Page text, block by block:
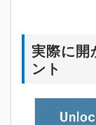
実際に開
ント